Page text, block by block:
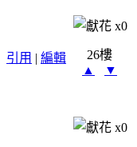
x0
引用 | 編輯
26樓
▲
▼
x0